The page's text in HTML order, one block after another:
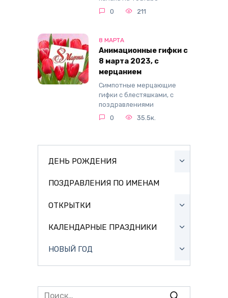
0
211
8 МАРТА
Анимационные гифки с
8 марта 2023, с
мерцанием
Симпотные мерцающие
гифки с блестяшками, с
поздравлениями
0
35.5к.
ДЕНЬ РОЖДЕНИЯ
ПОЗДРАВЛЕНИЯ ПО ИМЕНАМ
ОТКРЫТКИ
КАЛЕНДАРНЫЕ ПРАЗДНИКИ
НОВЫЙ ГОД
Search